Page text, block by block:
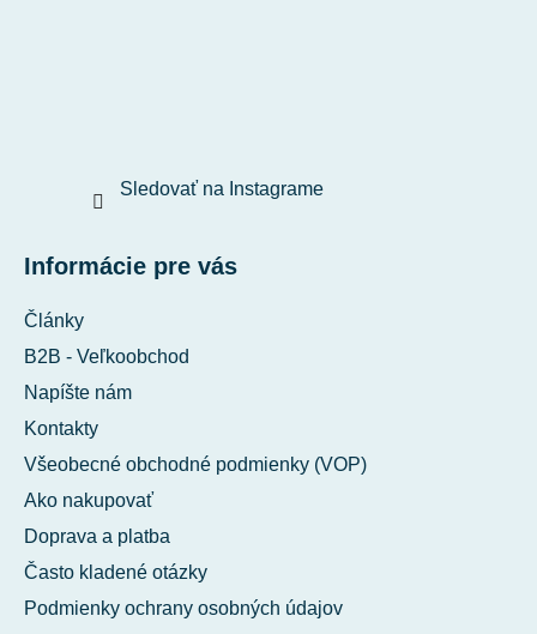
Sledovať na Instagrame
Informácie pre vás
Články
B2B - Veľkoobchod
Napíšte nám
Kontakty
Všeobecné obchodné podmienky (VOP)
Ako nakupovať
Doprava a platba
Často kladené otázky
Podmienky ochrany osobných údajov